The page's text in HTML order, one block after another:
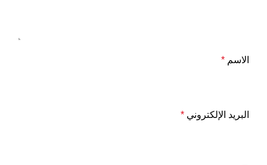
الاسم *
البريد الإلكتروني *